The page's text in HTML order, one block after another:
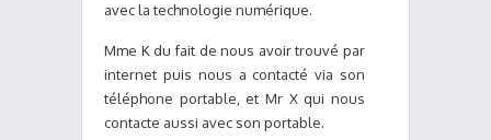
avec la technologie numérique.
Mme K du fait de nous avoir trouvé par
internet puis nous a contacté via son
téléphone portable, et Mr X qui nous
contacte aussi avec son portable.